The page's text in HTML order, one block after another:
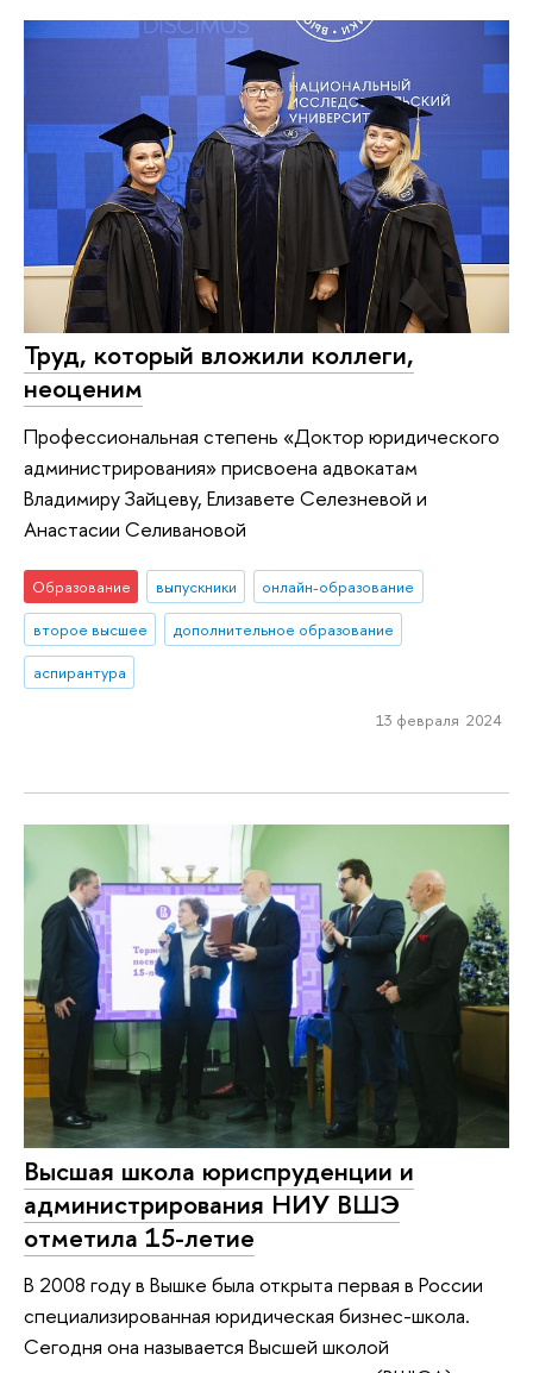
Труд, который вложили коллеги,
неоценим
Профессиональная степень «Доктор юридического
администрирования» присвоена адвокатам
Владимиру Зайцеву, Елизавете Селезневой и
Анастасии Селивановой
Образование выпускники
онлайн-образование
второе высшее
дополнительное образование
аспирантура
13 февраля 2024
Высшая школа юриспруденции и
администрирования НИУ ВШЭ
отметила 15-летие
В 2008 году в Вышке была открыта первая в России
специализированная юридическая бизнес-школа.
Сегодня она называется Высшей школой